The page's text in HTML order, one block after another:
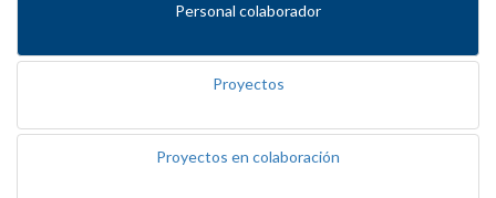
Personal colaborador
Proyectos
Proyectos en colaboración